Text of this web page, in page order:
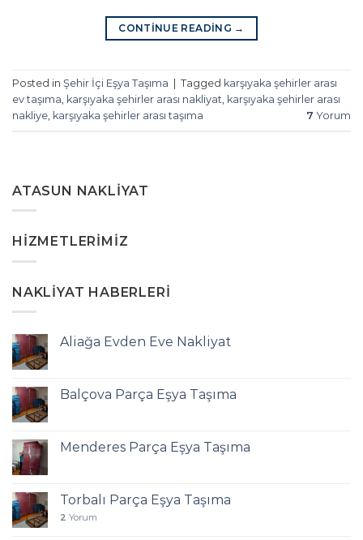
CONTINUE READING →
Posted in Şehir İçi Eşya Taşıma Tagged karşıyaka şehirler arası
ev taşıma karşıyaka şehirler arası nakliyat karşıyaka şehirler arası
nakliye karşıyaka şehirler arası taşıma 7 Yorum
ATASUN NAKLIYAT
HIZMETLERIMIZ
NAKLIYAT HABERLERI
Aliağa Evden Eve Nakliyat
Balçova Parça Eşya Taşıma
Menderes Parça Eşya Taşıma
Torbalı Parça Eşya Taşıma
2 Yorum